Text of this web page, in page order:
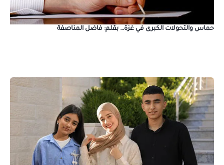
حماس والتحولات الكبرى في غزة… بقلم: فاضل المناصفة